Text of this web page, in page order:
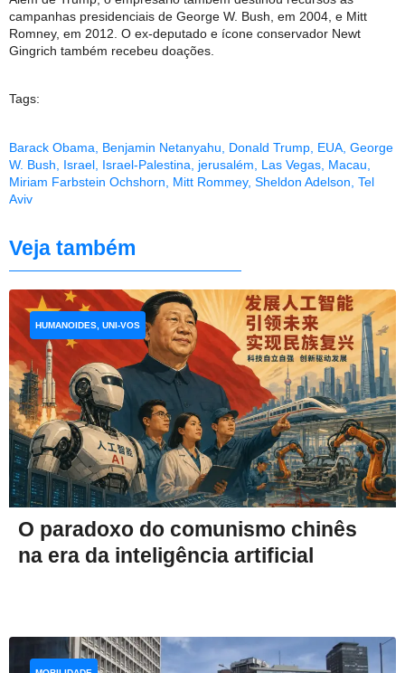
campanhas presidenciais de George W. Bush, em 2004, e Mitt
Romney, em 2012. O ex-deputado e ícone conservador Newt
Gingrich também recebeu doações.
Tags:
Barack Obama Benjamin Netanyahu Donald Trump EUA George
W. Bush
Israel Israel-Palestina jerusalém Las Vegas Macau
Miriam Farbstein Ochshorn
Mitt Rommey, Sheldon Adelson Tel
Aviv
Veja também
O paradoxo do comunismo chinês
na era da inteligência artificial
HUMANOIDES, UNI-VOS